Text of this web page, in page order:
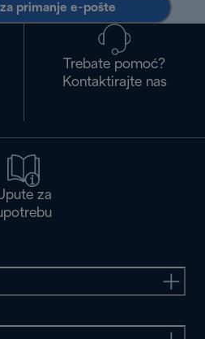
primanje e-pošte
Trebate pomoć?
Kontaktirajte nas
za